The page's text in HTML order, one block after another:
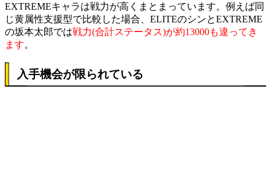
EXTREMEキャラは戦力が高くまとまっています。例えば同
じ黄属性支援型で比較した場合、ELITEのシンとEXTREME
の坂本太郎では戦力(合計ステータス)が約13000も違ってき
ます。
入手機会が限られている